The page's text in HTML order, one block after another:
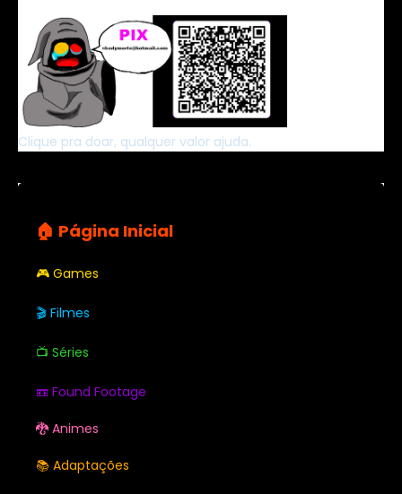
Clique pra doar, qualquer valor ajuda.
🏠 Página Inicial
🎮 Games
🎬 Filmes
📺 Séries
📼 Found Footage
🐉 Animes
📚 Adaptações